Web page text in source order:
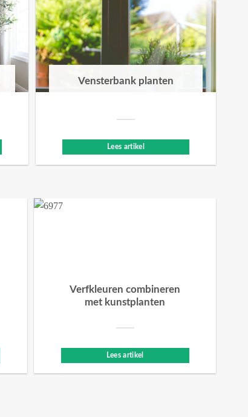
Vensterbank planten
Lees artikel
Verfkleuren combineren
met kunstplanten
Lees artikel